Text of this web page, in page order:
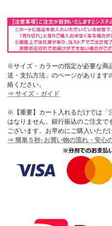
※サイズ・カラーの指定が必要な商
送・支払方法」のページがあります
絡ください。
⇒ サイズ・ガイド
※【重要】カート入れるだけでは「
はなりません。銀行振込のご注文
ございます。お早めにご購入いただ
⇒ 簡単５秒♪お買い物の流れ・安心